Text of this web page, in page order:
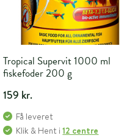
Tropical Supervit 1000 ml
fiskefoder 200 g
159 kr.
Få leveret
Klik & Hent i12 centre